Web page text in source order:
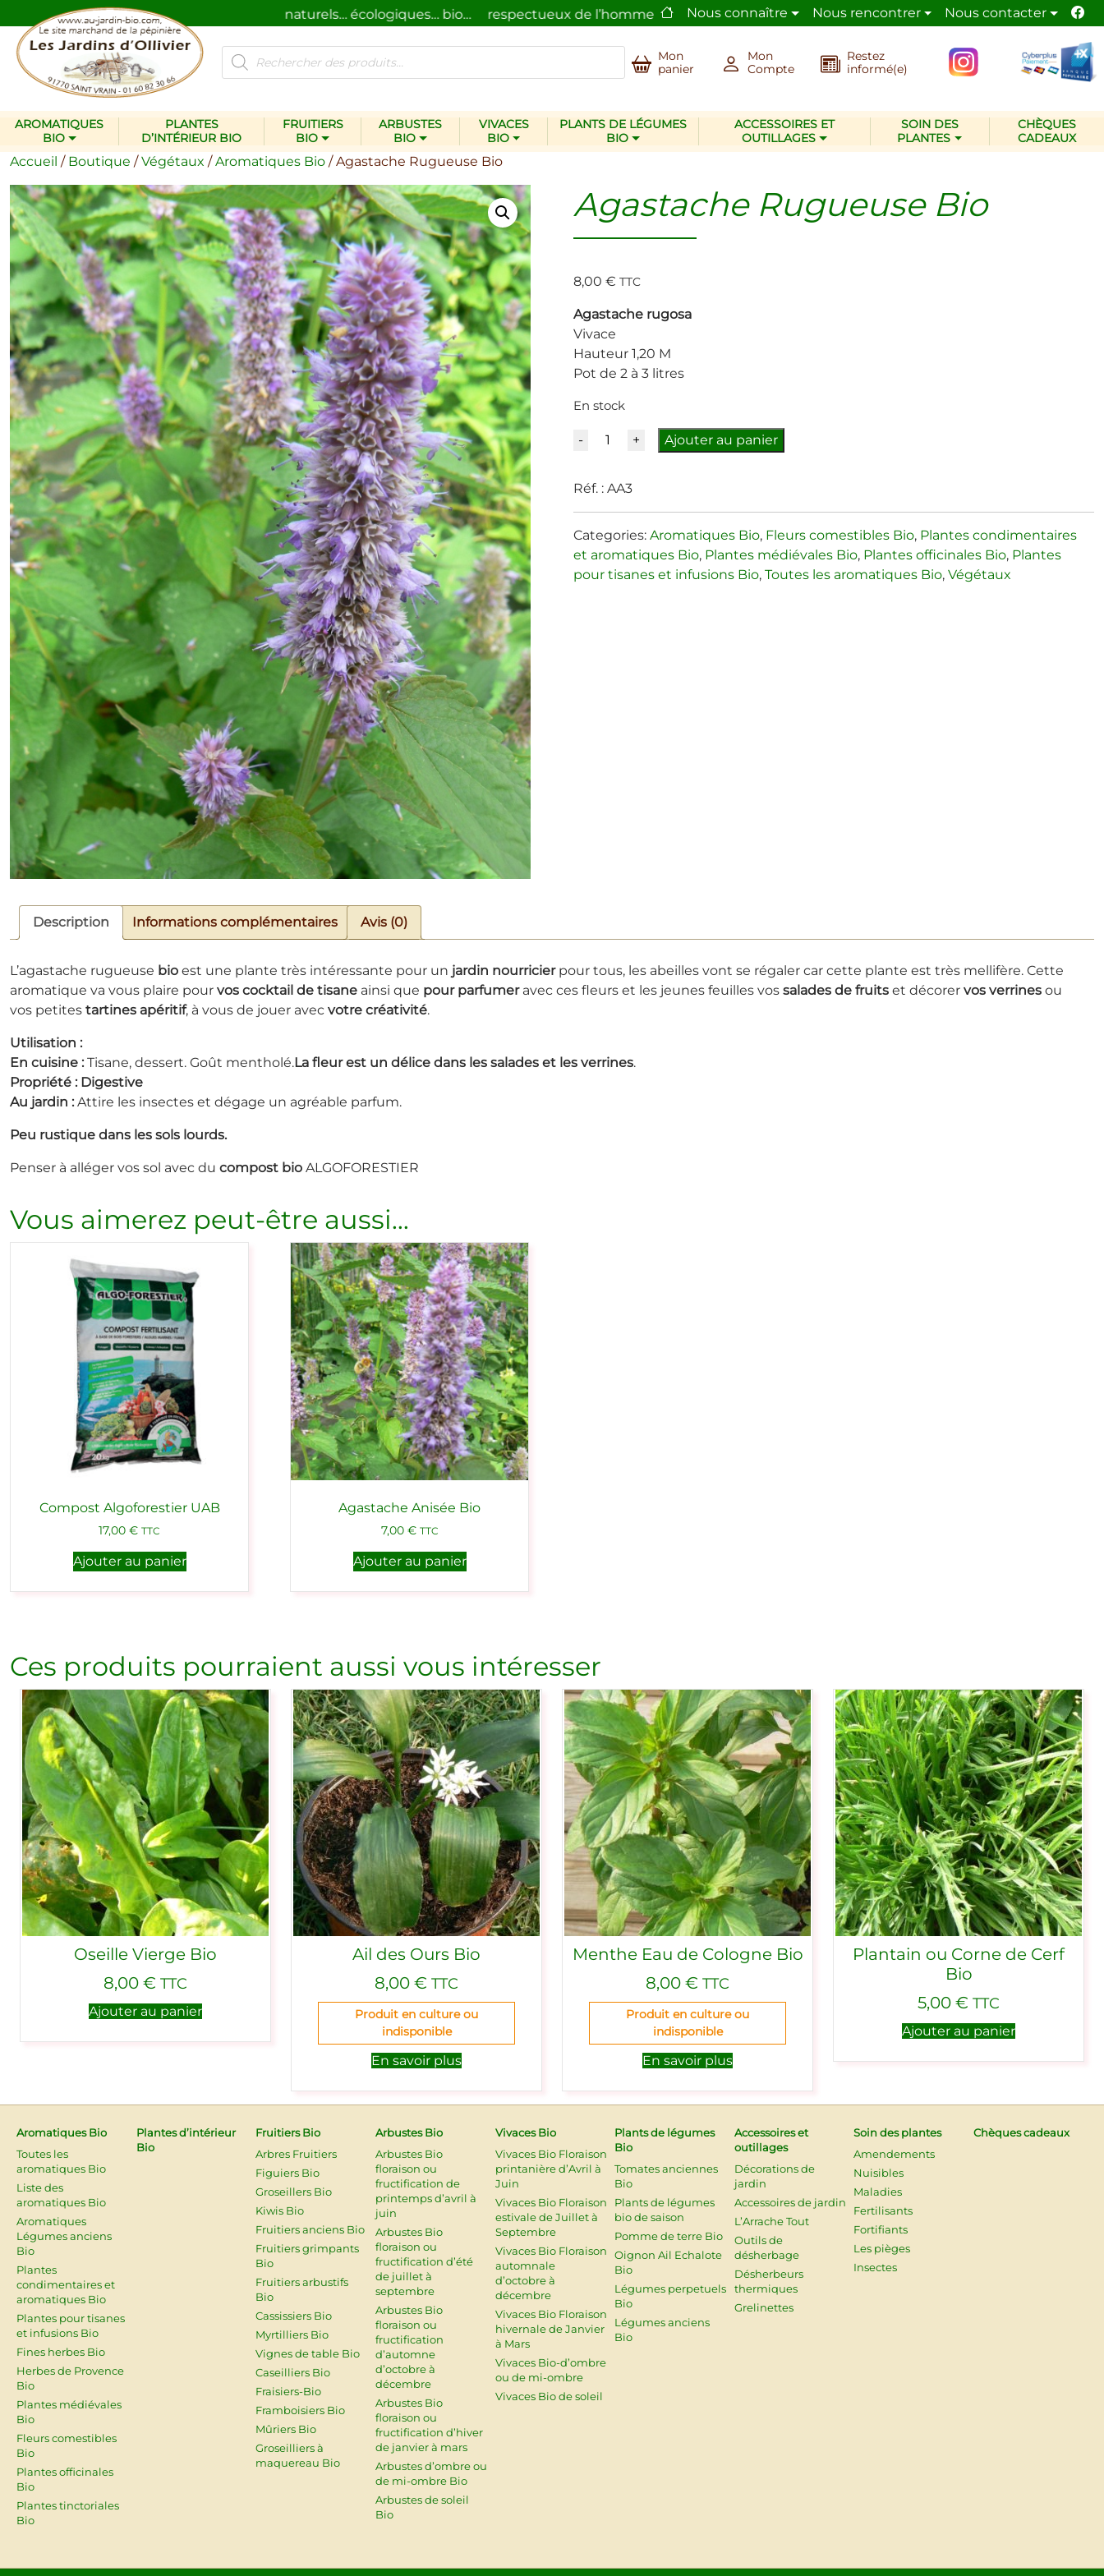
et des produits pour le jardin… naturels… écologiques… bio… respectueux de l’homme et de la nature. La pépinière Les Jardins d’Ollivier adopte les méthodes
Nous connaître Nous rencontrer Nous contacter
Recherche
de
produits
Mon
panier
Mon
Compte
Restez
informé(e)
AROMATIQUES
BIO
PLANTES
D’INTÉRIEUR BIO
FRUITIERS
BIO
ARBUSTES
BIO
VIVACES
BIO
PLANTS DE LÉGUMES
BIO
ACCESSOIRES ET
OUTILLAGES
SOIN DES
PLANTES
CHÈQUES
CADEAUX
Accueil / Boutique /Végétaux /Aromatiques Bio / Agastache Rugueuse Bio
Agastache Rugueuse Bio
8,00€ TTC
Agastache rugosa
Vivace
Hauteur 1,20 M
Pot de 2 à 3 litres
En stock
Quantité Ajouter au panier
Réf. :AA3
Categories:Aromatiques Bio, Fleurs comestibles Bio, Plantes condimentaires
et aromatiques Bio, Plantes médiévales Bio, Plantes officinales Bio, Plantes
pour tisanes et infusions Bio,Toutes les aromatiques Bio,Végétaux
Description Informations complémentaires Avis (0)
L’agastache rugueuse bio est une plante très intéressante pour un jardin nourricierpour tous, les abeilles vont se régaler car cette plante est très mellifère. Cette
aromatique va vous plaire pour vos cocktail de tisane ainsi que pour parfumeravec ces fleurs et les jeunes feuilles vos salades de fruits et décorer vos verrines ou
vos petites tartines apéritif, à vous de jouer avec votre créativité.
Utilisation :
En cuisine : Tisane, dessert. Goût mentholé.La fleur est un délice dans les salades et les verrines.
Propriété : Digestive
Au jardin : Attire les insectes et dégage un agréable parfum.
Peu rustique dans les sols lourds.
Penser à alléger vos sol avec du compost bio ALGOFORESTIER
Vous aimerez peut-être aussi…
Compost Algoforestier UAB
17,00€ TTC
Ajouter au panier
Agastache Anisée Bio
7,00 € TTC
Ajouter au panier
Ces produits pourraient aussi vous intéresser
Oseille Vierge Bio
8,00 € TTC
Ajouter au panier
Ail des Ours Bio
8,00 € TTC
Produit en culture ou
indisponible
En savoir plus
Menthe Eau de Cologne Bio
8,00 € TTC
Produit en culture ou
indisponible
En savoir plus
Plantain ou Corne de Cerf
Bio
5,00 € TTC
Ajouter au panier
Aromatiques Bio
Toutes les
aromatiques Bio
Liste des
aromatiques Bio
Aromatiques
Légumes anciens
Bio
Plantes
condimentaires et
aromatiques Bio
Plantes pour tisanes
et infusions Bio
Fines herbes Bio
Herbes de Provence
Bio
Plantes médiévales
Bio
Fleurs comestibles
Bio
Plantes officinales
Bio
Plantes tinctoriales
Bio
Plantes d’intérieur
Bio
Fruitiers Bio
Arbres Fruitiers
Figuiers Bio
Groseillers Bio
Kiwis Bio
Fruitiers anciens Bio
Fruitiers grimpants
Bio
Fruitiers arbustifs
Bio
Cassissiers Bio
Myrtilliers Bio
Vignes de table Bio
Caseilliers Bio
Fraisiers-Bio
Framboisiers Bio
Mûriers Bio
Groseilliers à
maquereau Bio
Arbustes Bio
Arbustes Bio
floraison ou
fructification de
printemps d’avril à
juin
Arbustes Bio
floraison ou
fructification d’été
de juillet à
septembre
Arbustes Bio
floraison ou
fructification
d’automne
d’octobre à
décembre
Arbustes Bio
floraison ou
fructification d’hiver
de janvier à mars
Arbustes d’ombre ou
de mi-ombre Bio
Arbustes de soleil
Bio
Vivaces Bio
Vivaces Bio Floraison
printanière d’Avril à
Juin
Vivaces Bio Floraison
estivale de Juillet à
Septembre
Vivaces Bio Floraison
automnale
d’octobre à
décembre
Vivaces Bio Floraison
hivernale de Janvier
à Mars
Vivaces Bio-d’ombre
ou de mi-ombre
Vivaces Bio de soleil
Plants de légumes
Bio
Tomates anciennes
Bio
Plants de légumes
bio de saison
Pomme de terre Bio
Oignon Ail Echalote
Bio
Légumes perpetuels
Bio
Légumes anciens
Bio
Accessoires et
outillages
Décorations de
jardin
Accessoires de jardin
L’Arrache Tout
Outils de
désherbage
Désherbeurs
thermiques
Grelinettes
Soin des plantes
Amendements
Nuisibles
Maladies
Fertilisants
Fortifiants
Les pièges
Insectes
Chèques cadeaux